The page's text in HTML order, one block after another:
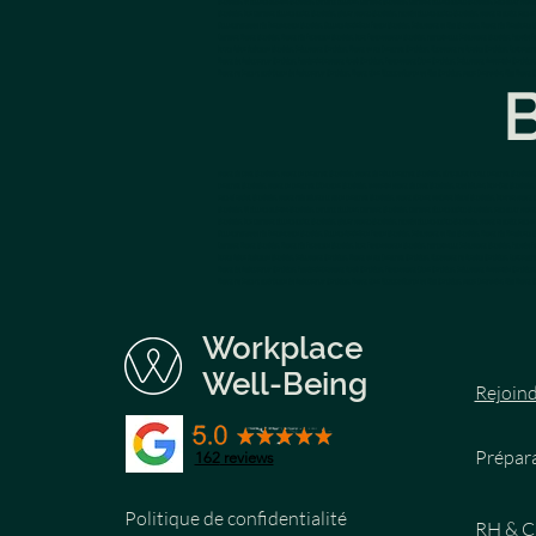
Workplace
Well-Being
162reviews
Politique de confidentialité RH &